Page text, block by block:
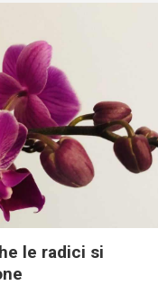
le radici si